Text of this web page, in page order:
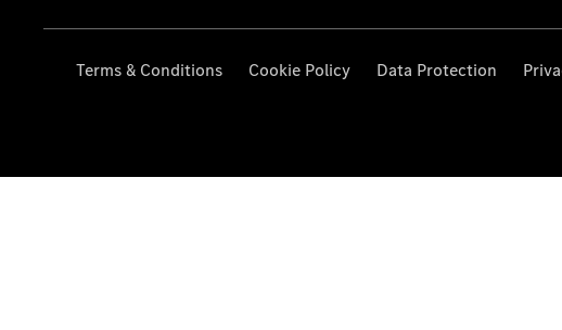
Terms & Conditions Cookie Policy Data Protection